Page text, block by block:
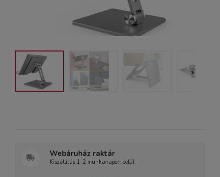
Webáruház raktár
Kiszállítás 1-2 munkanapon belül